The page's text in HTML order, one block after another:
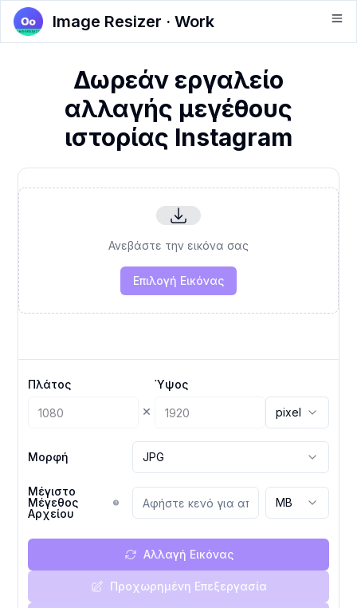
Image Resizer · Work
Δωρεάν εργαλείο
αλλαγής μεγέθους
ιστορίας Instagram
Ανεβάστε την εικόνα σας
Επιλογή Εικόνας
Πλάτος
×
Ύψος
pixel
Μορφή JPG
Μέγιστο
Μέγεθος
Αρχείου
MB
Αλλαγή Εικόνας
Προχωρημένη Επεξεργασία